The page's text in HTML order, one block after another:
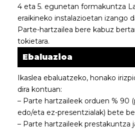
4 eta 5. egunetan formakuntza
eraikineko instalazioetan izango
Parte-hartzailea bere kabuz
tokietara.
Ebaluazioa
Ikaslea ebaluatzeko, honako
dira kontuan:
– Parte hartzaileek orduen % 90
edo/eta ez-presentzialak) bete
– Parte hartzaileek prestakuntza